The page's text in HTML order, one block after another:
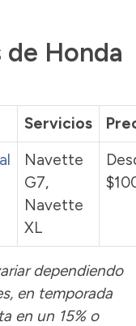
de Honda
Servicios
Navette
G7,
Navette
XL
dependiendo
en temporada
en un 15% o